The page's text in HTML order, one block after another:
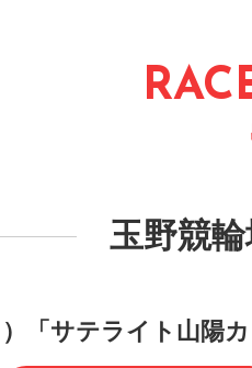
玉野競
「サテライト山陽カ